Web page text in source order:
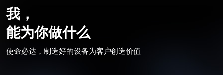
我，
能为你做什么
使命必达，制造好的设备为客户创造价值